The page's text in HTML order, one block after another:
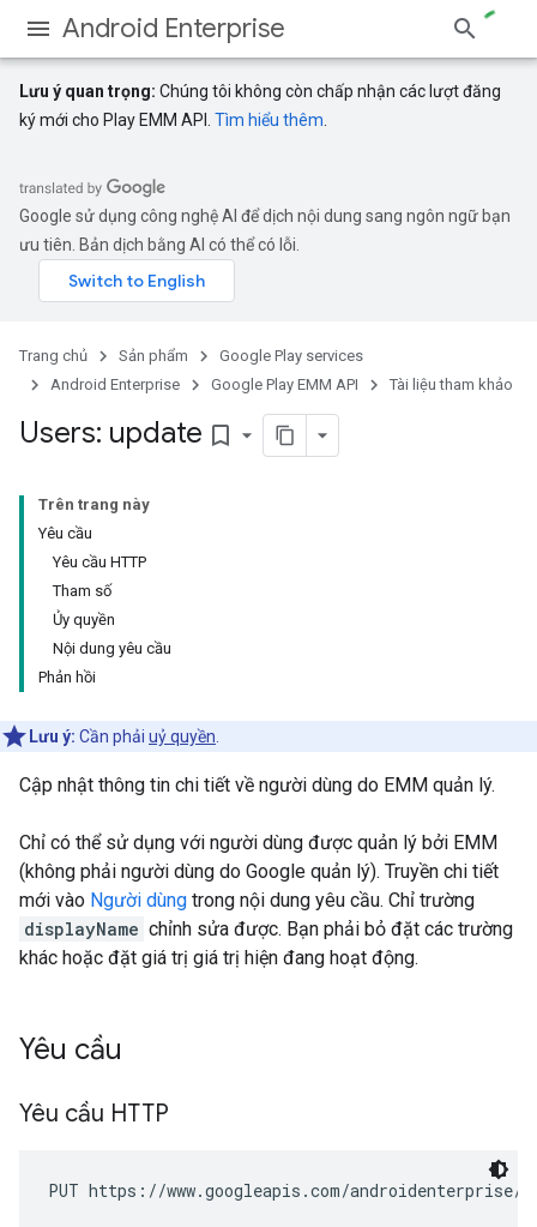
Android Enterprise
Lưu ý quan trọng: Chúng tôi không còn chấp nhận các lượt đăng
ký mới cho Play EMM API. Tìm hiểu thêm
Google sử dụng công nghệ AI để dịch nội dung sang ngôn ngữ bạn
ưu tiên. Bản dịch bằng AI có thể có lỗi.
Trang chủ Sản phẩm
Google Play services
Android Enterprise
Google Play EMM API Tài liệu tham khảo
Users: update bookmark_border
Trên trang này
Yêu cầu
Yêu cầu HTTP
Tham số
Ủy quyền
Nội dung yêu cầu
Phản hồi
Lưu ý: Cần phải uỷ quyền
Cập nhật thông tin chi tiết về người dùng do EMM quản lý.
Chỉ có thể sử dụng với người dùng được quản lý bởi EMM
(không phải người dùng do Google quản lý). Truyền chi tiết
mới vào Người dùng trong nội dung yêu cầu. Chỉ trường
displayName chỉnh sửa được. Bạn phải bỏ đặt các trường
khác hoặc đặt giá trị giá trị hiện đang hoạt động.
Yêu cầu
Yêu cầu HTTP
PUT https://www.googleapis.com/androidenterprise/